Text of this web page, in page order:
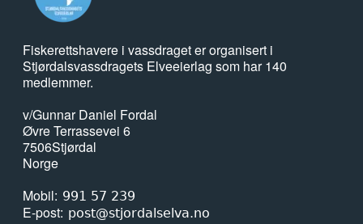
Fiskerettshavere i vassdraget er organisert i
Stjørdalsvassdragets Elveeierlag som har 140
medlemmer.
v/Gunnar Daniel Fordal
Øvre Terrassevei 6
7506Stjørdal
Norge
Mobil
991 57 239
E-post post@stjordalselva.no